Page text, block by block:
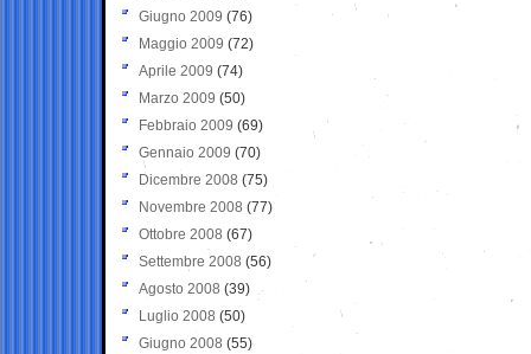
Giugno 2009 (76)
Maggio 2009 (72)
Aprile 2009 (74)
Marzo 2009 (50)
Febbraio 2009 (69)
Gennaio 2009 (70)
Dicembre 2008 (75)
Novembre 2008 (77)
Ottobre 2008 (67)
Settembre 2008 (56)
Agosto 2008 (39)
Luglio 2008 (50)
Giugno 2008 (55)